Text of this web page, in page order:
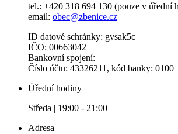
tel.: +420 318 694 130 (pouze v úřední
email: obec@zbenice.cz
ID datové schránky: gvsak5c
IČO: 00663042
Bankovní spojení:
Číslo účtu: 43326211, kód banky: 0100
Úřední hodiny
Středa | 19:00 - 21:00
Adresa